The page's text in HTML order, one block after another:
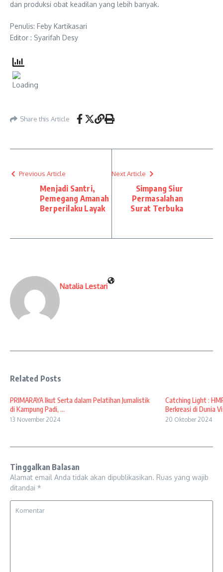
dan produksi obat keadilan yang lebih banyak.
Penulis: Feby Kartikasari
Editor : Syarifah Desy
Share this Article
Previous Article
Menjadi Santri,
Pemegang Amanah
Berperilaku Layak
Next Article
Simpang Siur
Permasalahan
Surat Terbuka
Natalia Lestari
Related Posts
PRIMARAYA Ikut Serta dalam Pelatihan Jurnalistik
di Kampung Padi, ...
13 November 2024
Catching Light :
Berkreasi di Dunia
20 Oktober 2024
Tinggalkan Balasan
Alamat email Anda tidak akan dipublikasikan. Ruas yang wajib
ditandai *